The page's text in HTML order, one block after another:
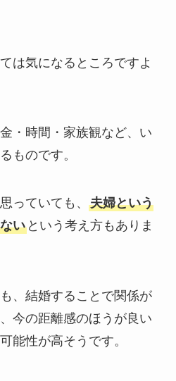
は気になるところですよ
・時間・家族観など、い
ものです。
っていても、 夫婦という
いという考え方もありま
、結婚することで関係が
今の距離感のほうが良い
能性が高そうです。